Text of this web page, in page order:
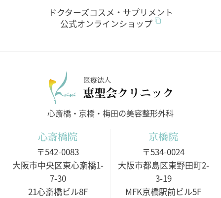
ドクターズコスメ・サプリメント
公式オンラインショップ
医療法人
心斎橋・京橋・梅田の美容整形外科
心斎橋院
〒542-0083
大阪市中央区東心斎橋1-
7-30
21心斎橋ビル8F
京橋院
〒534-0024
大阪市都島区東野田町2-
3-19
MFK京橋駅前ビル5F